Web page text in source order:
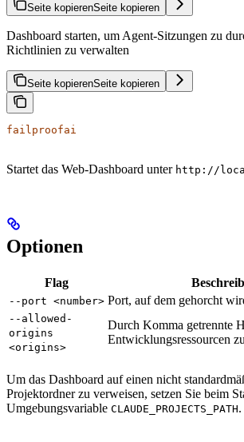
Seite kopierenSeite kopieren
Dashboard starten, um Agent-Sitzungen zu
Richtlinien zu verwalten
Seite kopierenSeite kopieren
failproofai
Startet das Web-Dashboard unter http://
Optionen
Flag
--port <number> Port, auf dem gehorcht
--allowed-
origins
<origins>
Durch Komma getrennte
Entwicklungsressourcen
Um das Dashboard auf einen nicht
Projektordner zu verweisen, setzen Sie beim
Umgebungsvariable CLAUDE_PROJECTS_PATH.